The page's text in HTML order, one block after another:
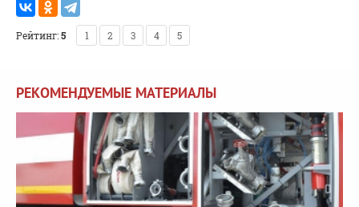
Рейтинг:5 1 2 3 4 5
РЕКОМЕНДУЕМЫЕ МАТЕРИАЛЫ